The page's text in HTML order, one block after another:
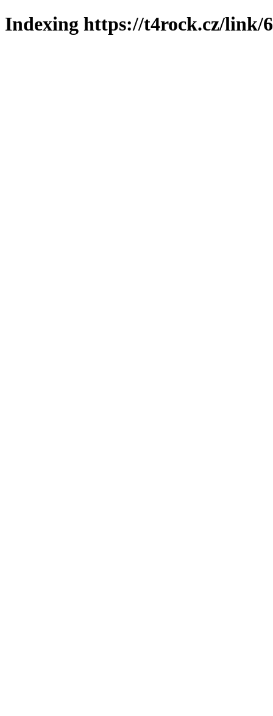
Indexing https://t4rock.cz/link/